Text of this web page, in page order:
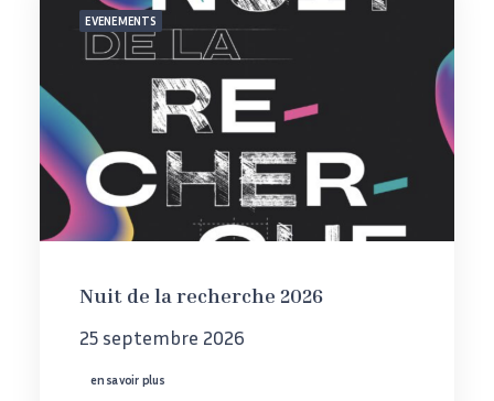
EVENEMENTS
Nuit de la recherche 2026
25 septembre 2026
en savoir plus